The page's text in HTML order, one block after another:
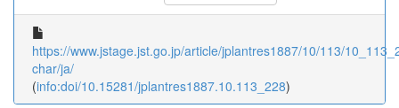
https://www.jstage.jst.go.jp/article/jplantres1887/10/113/
char/ja/
(info:doi/10.15281/jplantres1887.10.113_228)